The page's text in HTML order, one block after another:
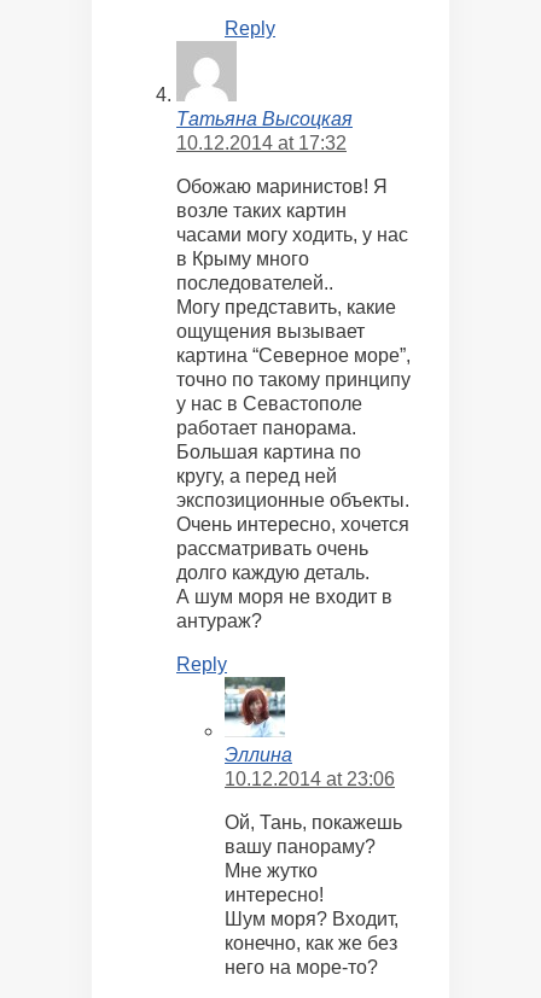
Reply
Татьяна Высоцкая
10.12.2014 at 17:32
Обожаю маринистов! Я
возле таких картин
часами могу ходить, у нас
в Крыму много
последователей..
Могу представить, какие
ощущения вызывает
картина “Северное море”,
точно по такому принципу
у нас в Севастополе
работает панорама.
Большая картина по
кругу, а перед ней
экспозиционные объекты.
Очень интересно, хочется
рассматривать очень
долго каждую деталь.
А шум моря не входит в
антураж?
Reply
Эллина
10.12.2014 at 23:06
Ой, Тань, покажешь
вашу панораму?
Мне жутко
интересно!
Шум моря? Входит,
конечно, как же без
него на море-то?